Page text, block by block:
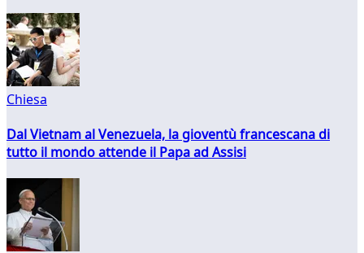
Chiesa
Dal Vietnam al Venezuela, la gioventù francescana di
tutto il mondo attende il Papa ad Assisi